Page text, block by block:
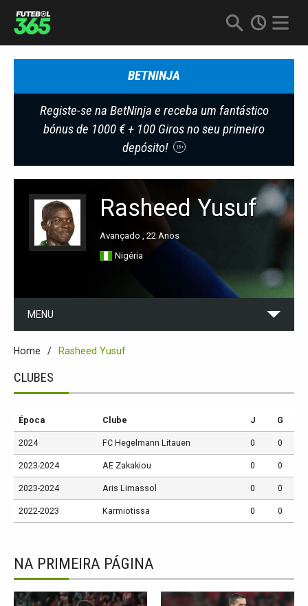
BETNINJA
Registe-se na BetNinja e receba um fantástico
bónus de 1000 € + 100 Giros no seu primeiro
depósito!
18+
Rasheed Yusuf
Avançado , 22 Anos
Nigéria
MENU
Home Rasheed Yusuf
CLUBES
Época Clube J G
2024 FC Hegelmann Litauen 0 0
2023-2024 AE Zakakiou 0 0
2023-2024 Aris Limassol 0 0
2022-2023 Karmiotissa 0 0
NA PRIMEIRA PÁGINA